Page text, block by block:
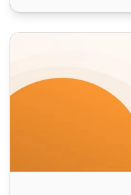
Modelos de Email de